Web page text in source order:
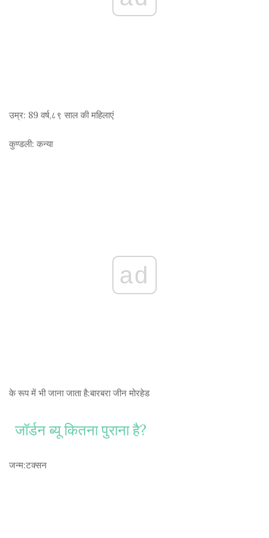
उम्र: 89 वर्ष,८९ साल की महिलाएं
कुण्डली: कन्या
ad
के रूप में भी जाना जाता है:बारबरा जीन मोरहेड
जॉर्डन ब्यू कितना पुराना है?
जन्म:टक्सन